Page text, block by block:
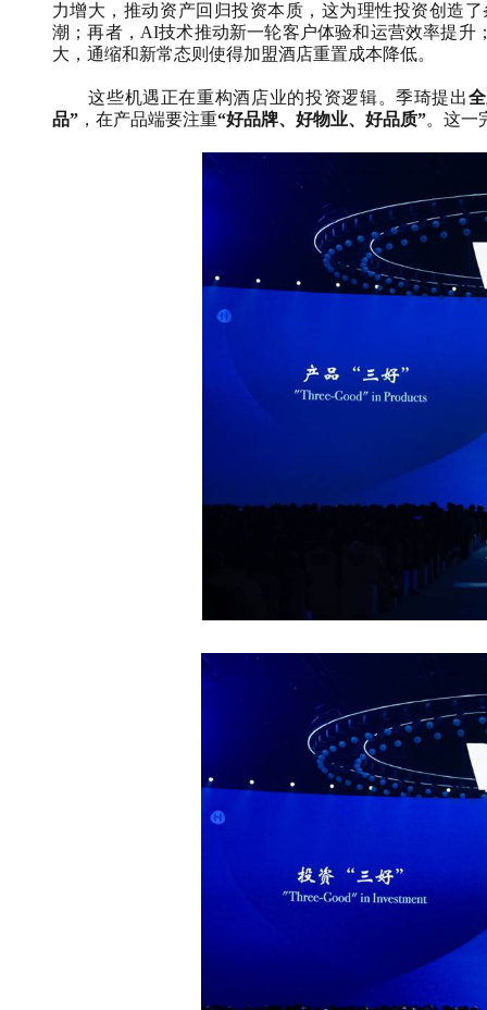
力增大，推动资产回归投资本质，这为理性投资创造
潮；再者， AI技术推动新一轮客户体验和运营效率提升
大，通缩和新常态则使得加盟酒店重置成本降低。
这些机遇正在重构酒店业的投资逻辑。季琦提出
品”，在产品端要注重“好品牌、好物业、好品质”。这一